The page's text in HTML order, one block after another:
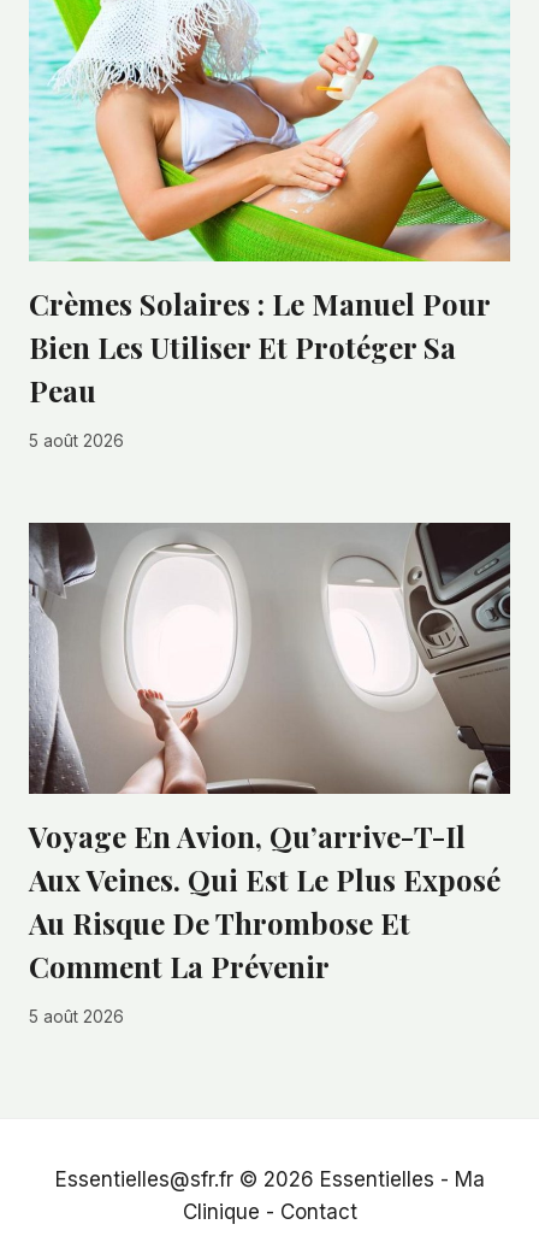
Crèmes Solaires : Le Manuel Pour
Bien Les Utiliser Et Protéger Sa
Peau
5 août 2026
Voyage En Avion, Qu’arrive-T-Il
Aux Veines. Qui Est Le Plus Exposé
Au Risque De Thrombose Et
Comment La Prévenir
5 août 2026
Essentielles@sfr.fr © 2026 Essentielles - Ma
Clinique - Contact